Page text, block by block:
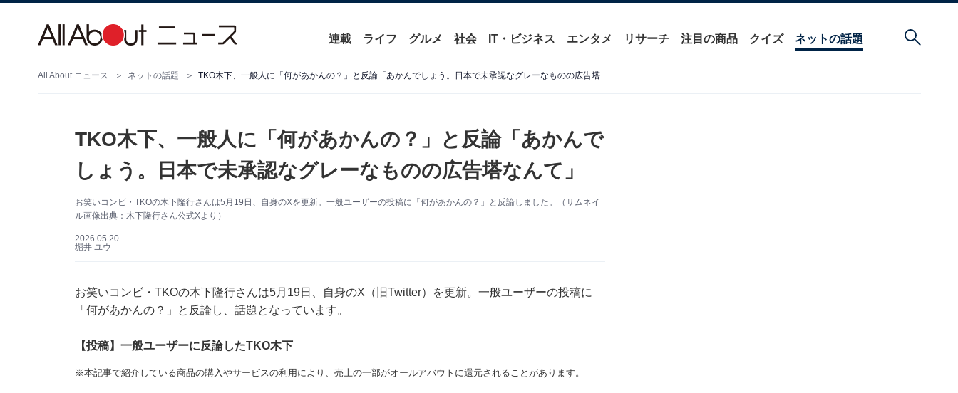
連載 ライフ グルメ 社会 IT・ビジネス エンタメ リサーチ 注目の商品 クイズ ネットの話題
All About ニュース ネットの話題 TKO木下、一般人に「何があかんの？」と反論「あかんでしょう。日本で未承認なグレーなものの広告塔なんて」
TKO木下、一般人に「何があかんの？」と反論「あかんで
しょう。日本で未承認なグレーなものの広告塔なんて」
お笑いコンビ・TKOの木下隆行さんは5月19日、自身のXを更新。一般ユーザーの投稿に「何があかんの？」と反論しました。（サムネイ
ル画像出典：木下隆行さん公式Xより）
2026.05.20
堀井 ユウ
お笑いコンビ・TKOの木下隆行さんは5月19日、自身のX（旧Twitter）を更新。一般ユーザーの投稿に
「何があかんの？」と反論し、話題となっています。
【投稿】一般ユーザーに反論したTKO木下
※本記事で紹介している商品の購入やサービスの利用により、売上の一部がオールアバウトに還元されることがあります。